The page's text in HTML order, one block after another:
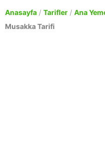
Anasayfa / Tarifler / Ana
Musakka Tarifi